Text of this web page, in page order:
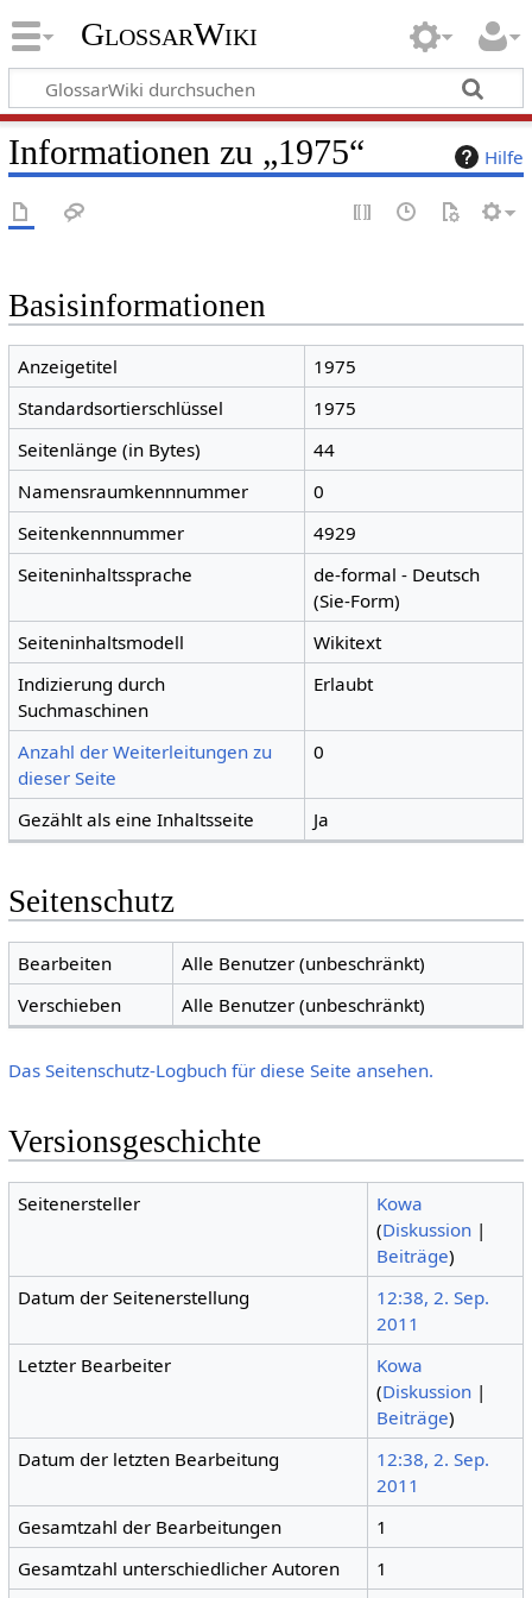
GlossarWiki
Hilfe
Informationen zu „1975“
Basisinformationen
Anzeigetitel
1975
Standardsortierschlüssel
1975
Seitenlänge (in Bytes)
44
Namensraumkennnummer
0
Seitenkennnummer
4929
Seiteninhaltssprache
de-formal - Deutsch
(Sie-Form)
Seiteninhaltsmodell
Wikitext
Indizierung durch
Suchmaschinen
Erlaubt
Anzahl der Weiterleitungen zu
dieser Seite
0
Gezählt als eine Inhaltsseite Ja
Seitenschutz
Bearbeiten
Alle Benutzer (unbeschränkt)
Verschieben
Alle Benutzer (unbeschränkt)
Das Seitenschutz-Logbuch für diese Seite ansehen.
Versionsgeschichte
Seitenersteller
Kowa
(Diskussion |
Beiträge)
Datum der Seitenerstellung
12:38, 2. Sep.
2011
Letzter Bearbeiter
Kowa
(Diskussion |
Beiträge)
Datum der letzten Bearbeitung
12:38, 2. Sep.
2011
Gesamtzahl der Bearbeitungen
1
Gesamtzahl unterschiedlicher Autoren
1